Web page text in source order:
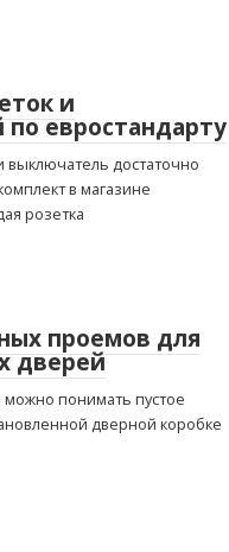
и
евростандарту
выключатель достаточно
в магазине
розетка
проемов для
дверей
понимать пустое
дверной коробке